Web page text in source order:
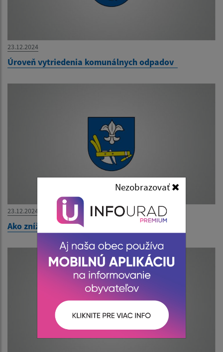
Nezobrazovať
23.12.2024
Úroveň vytriedenia komunálnych odpadov
23.12.2024
Ako znížiť riziko infekcie koronavírusom?